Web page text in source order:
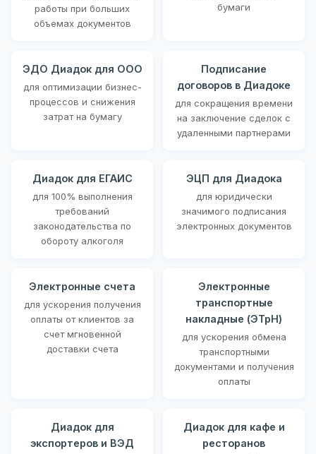
работы при больших
объемах документов
бумаги
ЭДО Диадок для ООО
для оптимизации бизнес-
процессов и снижения
затрат на бумагу
Подписание
договоров в Диадоке
для сокращения времени
на заключение сделок с
удаленными партнерами
Диадок для ЕГАИС
для 100% выполнения
требований
законодательства по
обороту алкоголя
ЭЦП для Диадока
для юридически
значимого подписания
электронных документов
Электронные счета
для ускорения получения
оплаты от клиентов за
счет мгновенной
доставки счета
Электронные
транспортные
накладные (ЭТрН)
для ускорения обмена
транспортными
документами и получения
оплаты
Диадок для
экспортеров и ВЭД
Диадок для кафе и
ресторанов